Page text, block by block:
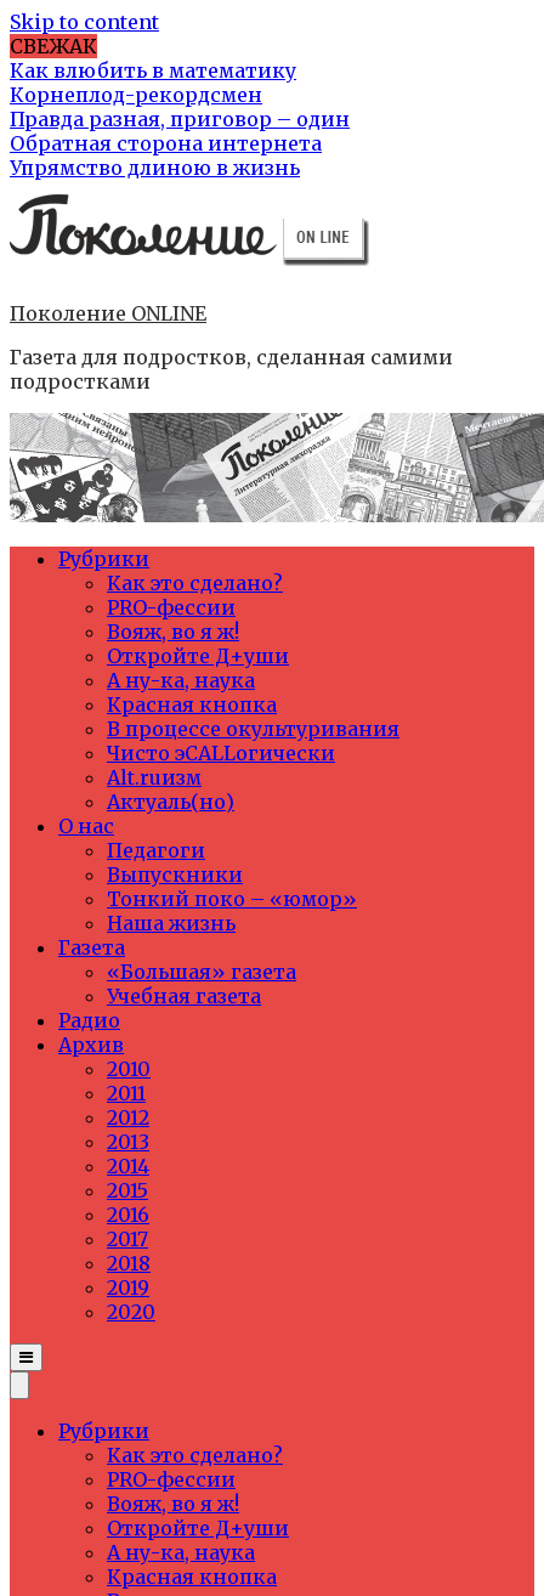
Skip to content
СВЕЖАК
Как влюбить в математику
Корнеплод-рекордсмен
Правда разная, приговор – один
Обратная сторона интернета
Упрямство длиною в жизнь
Поколение ONLINE
Газета для подростков, сделанная самими
подростками
Рубрики
Как это сделано?
PRO-фессии
Вояж, во я ж!
Откройте Д+уши
А ну-ка, наука
Красная кнопка
В процессе окультуривания
Чисто эCALLогически
Alt.ruизм
Актуаль(но)
О нас
Педагоги
Выпускники
Тонкий поко – «юмор»
Наша жизнь
Газета
«Большая» газета
Учебная газета
Радио
Архив
2010
2011
2012
2013
2014
2015
2016
2017
2018
2019
2020
Рубрики
Как это сделано?
PRO-фессии
Вояж, во я ж!
Откройте Д+уши
А ну-ка, наука
Красная кнопка